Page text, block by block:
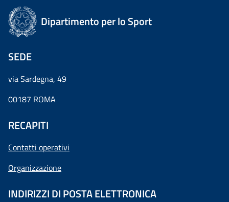
Dipartimento per lo Sport
SEDE
via Sardegna, 49
00187 ROMA
RECAPITI
Contatti operativi
Organizzazione
INDIRIZZI DI POSTA ELETTRONICA